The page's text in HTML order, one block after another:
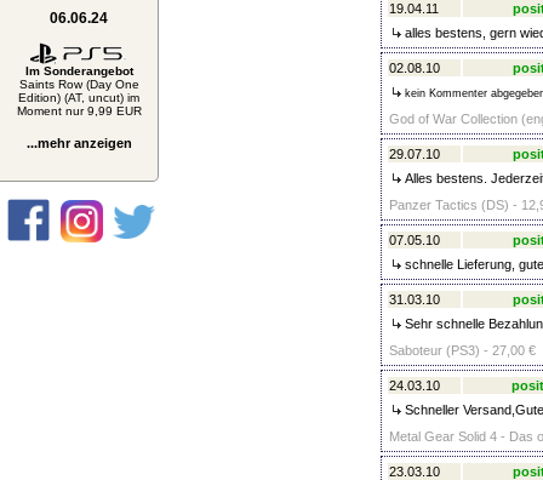
06.06.24
Im Sonderangebot
Saints Row (Day One
Edition) (AT, uncut) im
Moment nur 9,99 EUR
...mehr anzeigen
19.04.11
alles bestens, gern
02.08.10
kein Kommenter
God of War Collection
29.07.10
Alles bestens.
Panzer Tactics (DS) -
07.05.10
schnelle Lieferung,
31.03.10
Sehr schnelle
Saboteur (PS3) - 27,00 €
24.03.10
Schneller
Metal Gear Solid 4 - Das
23.03.10